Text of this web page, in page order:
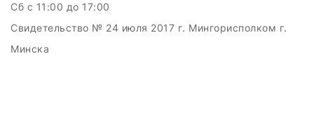
Сб c 11:00 до 17:00
Свидетельство № 24 июля 2017 г. Мингорисполком г.
Минска